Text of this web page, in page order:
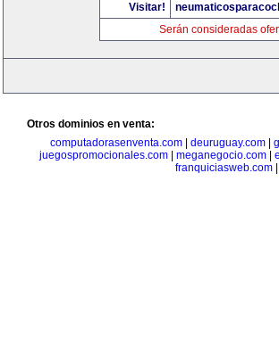
Visitar!
Serán consideradas
Otros dominios en venta:
computadorasenventa.com| deuruguay.com|
juegospromocionales.com
meganegocio.com
franquiciasweb.com|